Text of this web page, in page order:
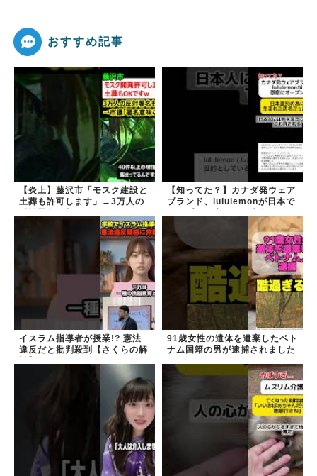
おすすめ記事
【炎上】藤沢市「モスク建設と
土葬も許可します」→3万人の
【知ってた？】カナダ発ウェア
ブランド、lululemonが日本で
イスラム指導者が授業!? 憲法
違反だと批判殺到【さくらの解
91歳女性の遺体を遺棄したベト
ナム国籍の男が逮捕されました